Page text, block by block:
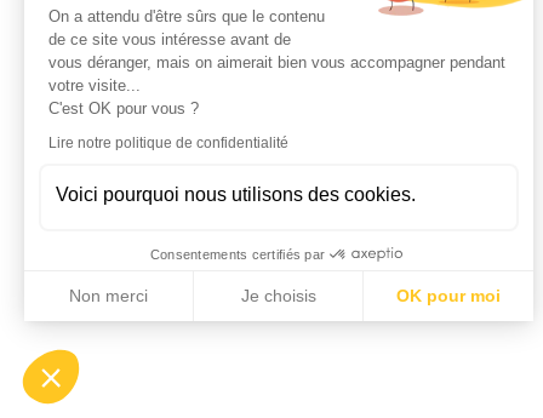
On a attendu d'être sûrs que le contenu
de ce site vous intéresse avant de
vous déranger, mais on aimerait bien vous accompagner pendant
votre visite...
C'est OK pour vous ?
Lire notre politique de confidentialité
Voici pourquoi nous utilisons des cookies.
Consentements certifiés par
Non merci Je choisis OK pour moi
Plateforme de Gestion du Consentement : Personnalisez
Notre plateforme vous permet d'adapter et de gérer vos